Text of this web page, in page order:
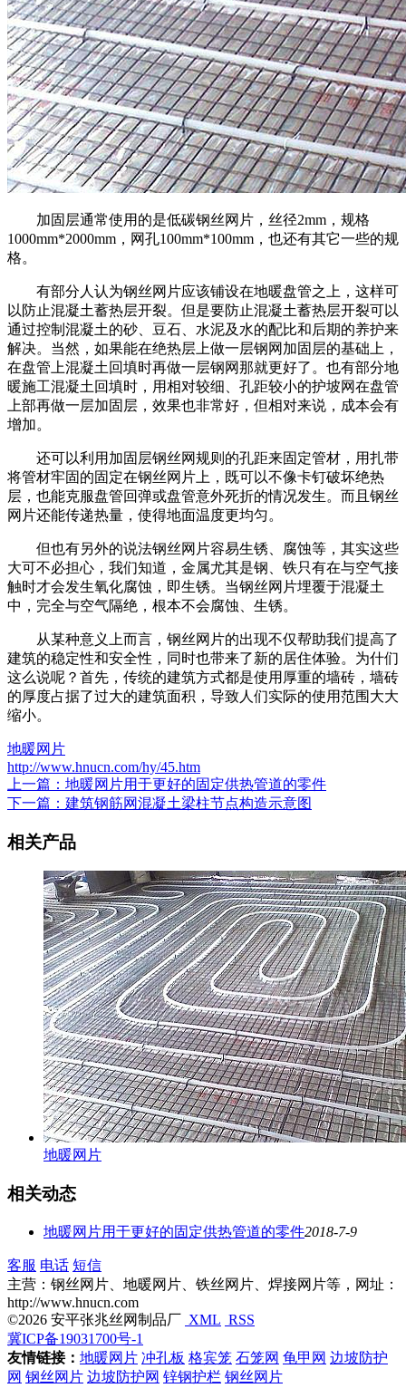
加固层通常使用的是低碳钢丝网片，丝径2mm，规格
1000mm*2000mm，网孔100mm*100mm，也还有其它一些的规
格。
有部分人认为钢丝网片应该铺设在地暖盘管之上，这样可
以防止混凝土蓄热层开裂。但是要防止混凝土蓄热层开裂可以
通过控制混凝土的砂、豆石、水泥及水的配比和后期的养护来
解决。当然，如果能在绝热层上做一层钢网加固层的基础上，
在盘管上混凝土回填时再做一层钢网那就更好了。也有部分地
暖施工混凝土回填时，用相对较细、孔距较小的护坡网在盘管
上部再做一层加固层，效果也非常好，但相对来说，成本会有
增加。
还可以利用加固层钢丝网规则的孔距来固定管材，用扎带
将管材牢固的固定在钢丝网片上，既可以不像卡钉破坏绝热
层，也能克服盘管回弹或盘管意外死折的情况发生。而且钢丝
网片还能传递热量，使得地面温度更均匀。
但也有另外的说法钢丝网片容易生锈、腐蚀等，其实这些
大可不必担心，我们知道，金属尤其是钢、铁只有在与空气接
触时才会发生氧化腐蚀，即生锈。当钢丝网片埋覆于混凝土
中，完全与空气隔绝，根本不会腐蚀、生锈。
从某种意义上而言，钢丝网片的出现不仅帮助我们提高了
建筑的稳定性和安全性，同时也带来了新的居住体验。为什们
这么说呢？首先，传统的建筑方式都是使用厚重的墙砖，墙砖
的厚度占据了过大的建筑面积，导致人们实际的使用范围大大
缩小。
地暖网片
http://www.hnucn.com/hy/45.htm
上一篇：地暖网片用于更好的固定供热管道的零件
下一篇：建筑钢筋网混凝土梁柱节点构造示意图
相关产品
地暖网片
相关动态
地暖网片用于更好的固定供热管道的零件2018-7-9
客服 电话 短信
主营：钢丝网片、地暖网片、铁丝网片、焊接网片等，网址：
http://www.hnucn.com
©2026 安平张兆丝网制品厂 XML RSS
冀ICP备19031700号-1
友情链接： 地暖网片 冲孔板 格宾笼 石笼网 龟甲网 边坡防护
网 钢丝网片 边坡防护网 锌钢护栏 钢丝网片